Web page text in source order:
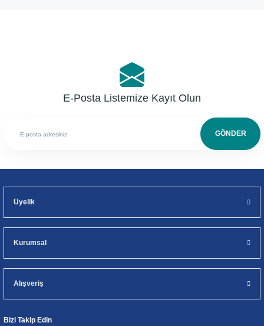
E-Posta Listemize Kayıt Olun
GÖNDER
Üyelik
Kurumsal
Alışveriş
Bizi Takip Edin